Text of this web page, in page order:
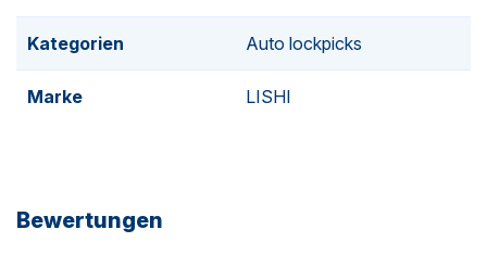
überdie verschiedenen Auto- und Wohnungswerkzeuge
von Lishi.
Kategorien Auto lockpicks
Marke LISHI
Bewertungen